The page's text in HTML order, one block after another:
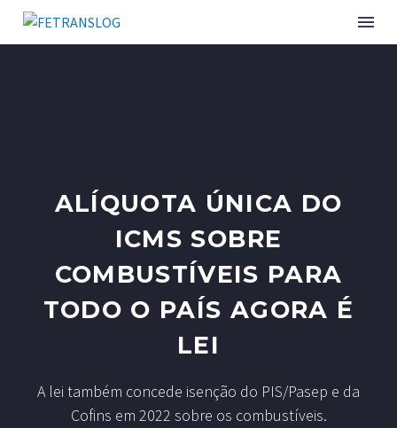
ALÍQUOTA ÚNICA DO
ICMS SOBRE
COMBUSTÍVEIS PARA
TODO O PAÍS AGORA É
LEI
A lei também concede isenção do PIS/Pasep e da
Cofins em 2022 sobre os combustíveis.